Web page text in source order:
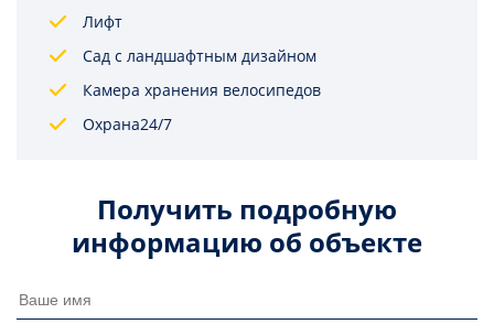
Лифт
Сад с ландшафтным дизайном
Камера хранения велосипедов
Охрана24/7
Получить подробную
информацию об объекте